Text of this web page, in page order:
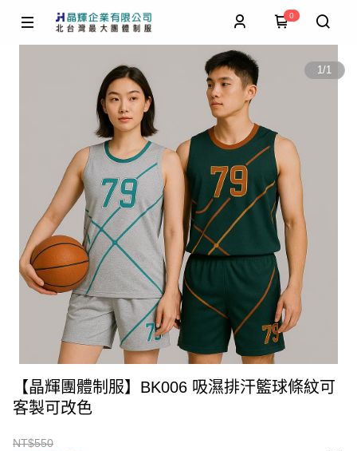
0
1/1
【晶輝團體制服】BK006 吸濕排汗籃球條紋可
客製可改色
NT$550